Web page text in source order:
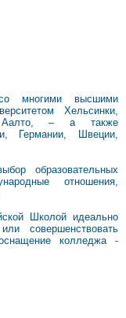
со многими высшими
Хельсинки,
Аалто, – а также
Германии, Швеции,
образовательных
отношения,
Школой идеально
совершенствовать
колледжа -